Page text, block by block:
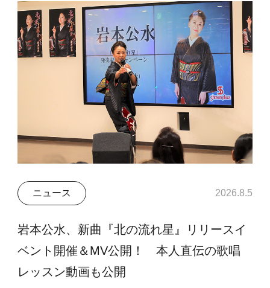
ニュース 2026.8.5
岩本公水、新曲『北の流れ星』リリースイ
ベント開催＆MV公開！ 本人直伝の歌唱
レッスン動画も公開